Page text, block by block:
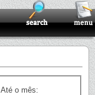
Até o mês: